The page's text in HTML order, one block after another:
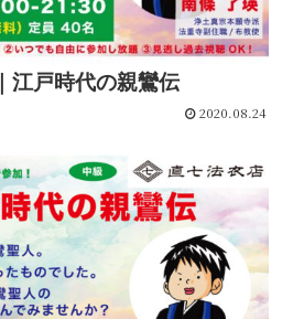
江戸時代の親鸞伝
2020.08.24